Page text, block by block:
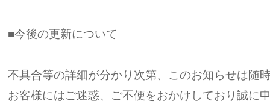
■今後の更新について
不具合等の詳細が分かり次第、このお知らせは随
お客様にはご迷惑、ご不便をおかけしており誠に